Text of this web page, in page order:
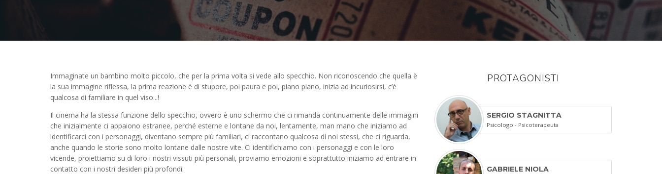
Immaginate un bambino molto piccolo, che per la prima volta si vede allo specchio. Non riconoscendo che quella è
la sua immagine riflessa, la prima reazione è di stupore, poi paura e poi, piano piano, inizia ad incuriosirsi, c’è
qualcosa di familiare in quel viso...!
Il cinema ha la stessa funzione dello specchio, ovvero è uno schermo che ci rimanda continuamente delle immagini
che inizialmente ci appaiono estranee, perché esterne e lontane da noi, lentamente, man mano che iniziamo ad
identificarci con i personaggi, diventano sempre più familiari, ci raccontano qualcosa di noi stessi, che ci riguarda,
anche quando le storie sono molto lontane dalle nostre vite. Ci identifichiamo con i personaggi e con le loro
vicende, proiettiamo su di loro i nostri vissuti più personali, proviamo emozioni e soprattutto iniziamo ad entrare in
contatto con i nostri desideri più profondi.
PROTAGONISTI
SERGIO STAGNITTA
Psicologo - Psicoterapeuta
GABRIELE NIOLA